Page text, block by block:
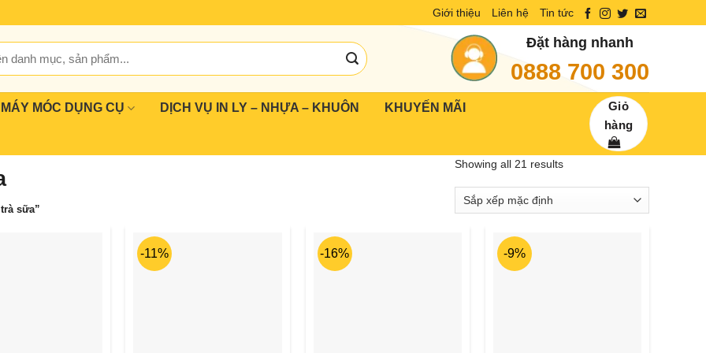
Giới thiệu Liên hệ Tin tức
Đặt hàng nhanh
0888 700 300
MÁY MÓC DỤNG CỤ DỊCH VỤ IN LY – NHỰA – KHUÔN KHUYẾN MÃI
Giỏ
hàng
sữa”
Showing all 21 results
-11% -16% -9%